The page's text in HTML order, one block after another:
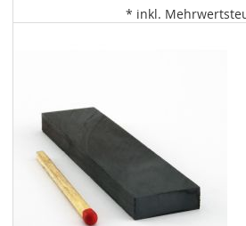
VERGLEICHSLISTE
* inkl.